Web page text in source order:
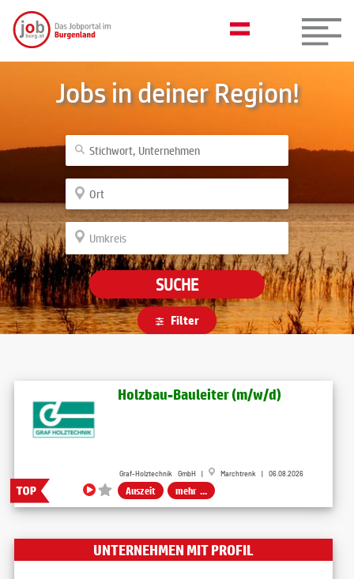
Jobs in deiner Region!
SUCHE
Filter
Holzbau-Bauleiter (m/w/d)
Graf-Holztechnik GmbH | Marchtrenk | 06.08.2026
Auszeit mehr ...
UNTERNEHMEN MIT PROFIL